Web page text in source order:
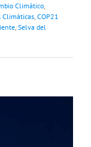
Climático
Climáticas COP21
Selva del